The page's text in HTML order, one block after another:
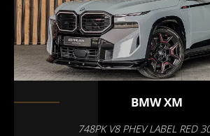
BMWXM
748PK V8 PHEV LABEL RED